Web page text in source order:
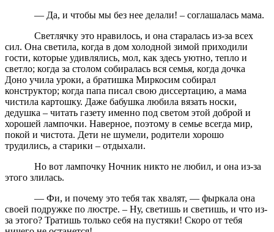
— Да, и чтобы мы без нее делали! – соглашалась мама.
Светлячку это нравилось, и она старалась из-за всех
сил. Она светила, когда в дом холодной зимой приходили
гости, которые удивлялись, мол, как здесь уютно, тепло и
светло; когда за столом собиралась вся семья, когда дочка
Доно учила уроки, а братишка Миркосим собирал
конструктор; когда папа писал свою диссертацию, а мама
чистила картошку. Даже бабушка любила вязать носки,
дедушка – читать газету именно под светом этой доброй и
хорошей лампочки. Наверное, поэтому в семье всегда мир,
покой и чистота. Дети не шумели, родители хорошо
трудились, а старики – отдыхали.
Но вот лампочку Ночник никто не любил, и она из-за
этого злилась.
— Фи, и почему это тебя так хвалят, — фыркала она
своей подружке по люстре. – Ну, светишь и светишь, и что из-
за этого? Тратишь только себя на пустяки! Скоро от тебя